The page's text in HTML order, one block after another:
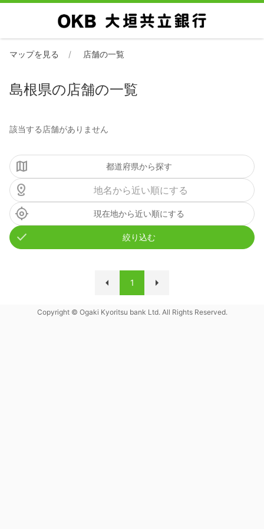
マップを見る 店舗の一覧
島根県の店舗の一覧
該当する店舗がありません
都道府県から探す
現在地から近い順にする
絞り込む
1
Copyright © Ogaki Kyoritsu bank Ltd. All Rights Reserved.